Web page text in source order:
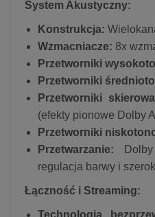
System Akustyczny:
Konstrukcja:
Wzmacniacze: 8x
Przetworniki
Przetworniki
Przetworniki
(efekty pionowe Dolby
Przetworniki
Przetwarzanie:
regulacja barwy i
Łączność i Streaming:
Technologia